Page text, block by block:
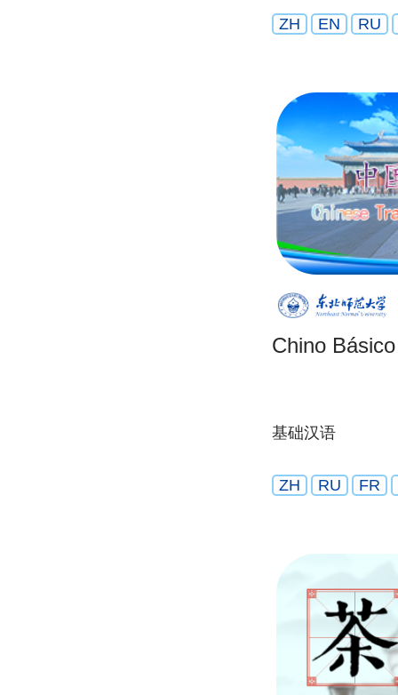
ZH EN RU
Chino Básico
基础汉语
ZH RU FR